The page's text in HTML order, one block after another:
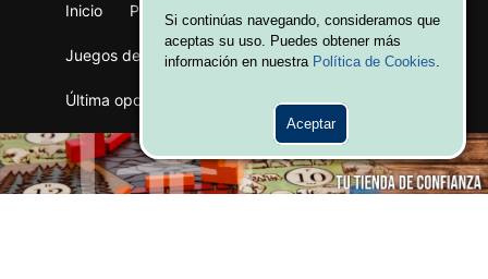
Inicio Productos Juegos de mesa
Juegos de cartas Merchandising Ofertas
Última oportunidad Wargames
Si continúas navegando, consideramos que
aceptas su uso. Puedes obtener más
información en nuestra Política de Cookies.
Aceptar